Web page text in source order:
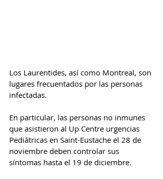
Los Laurentides, así como Montreal, son
lugares frecuentados por las personas
infectadas.
En particular, las personas no inmunes
que asistieron al Up Centre urgencias
Pediátricas en Saint-Eustache el 28 de
noviembre deben controlar sus
síntomas hasta el 19 de diciembre.